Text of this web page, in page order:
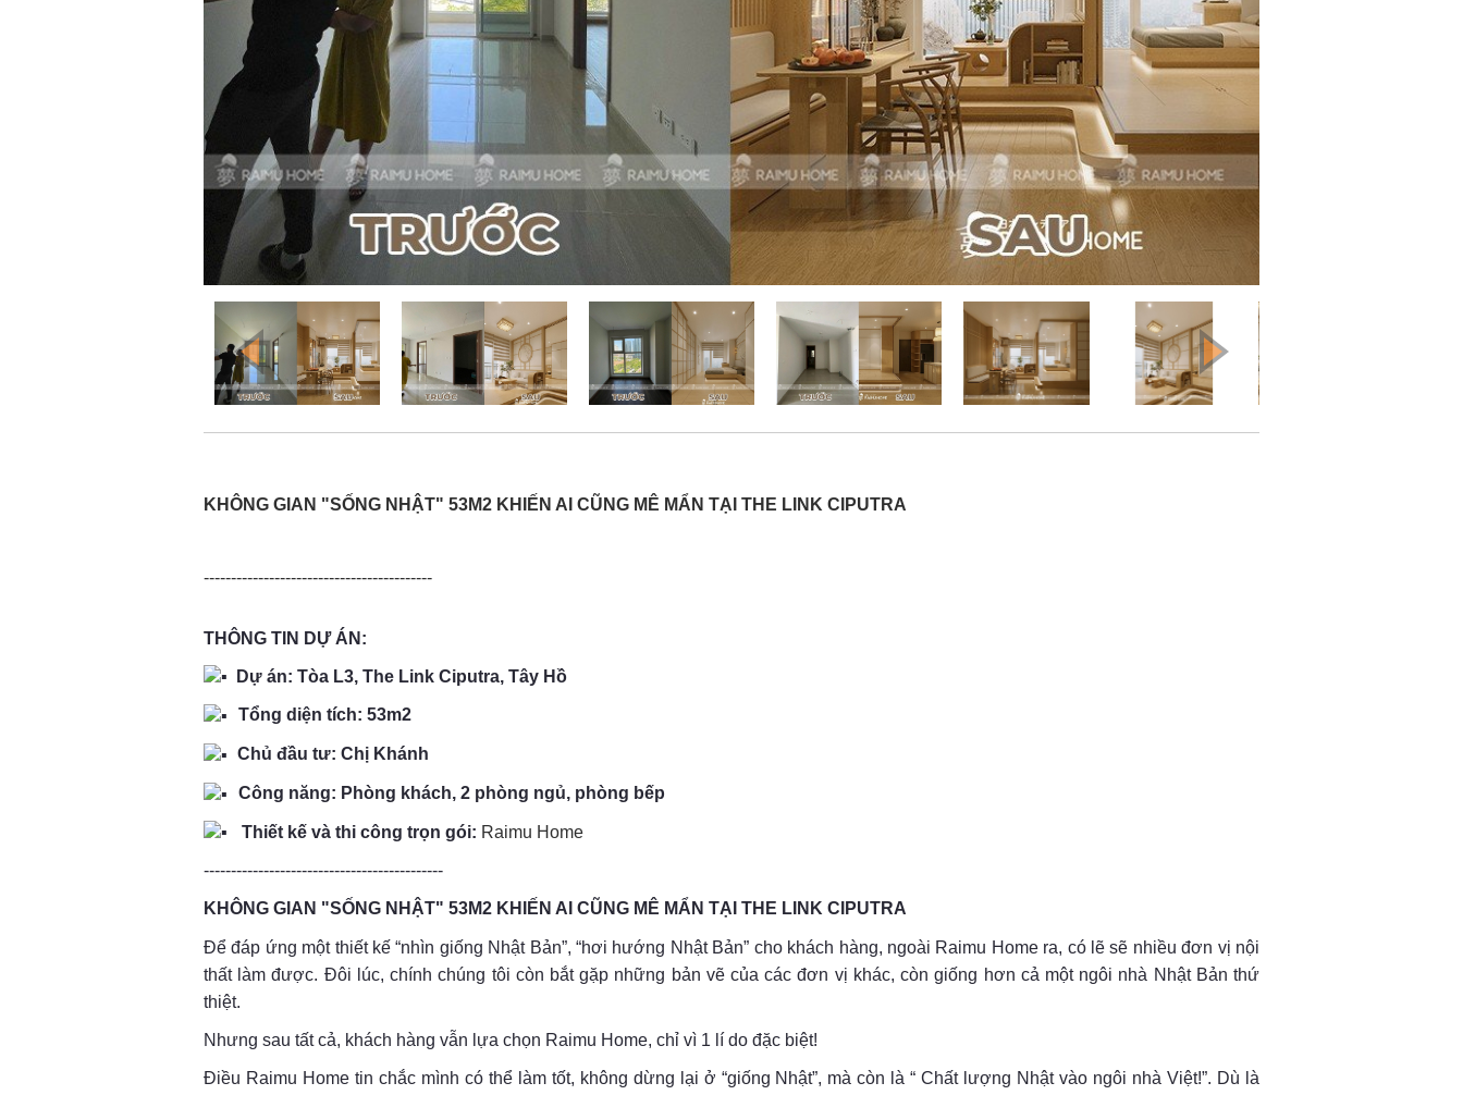
KHÔNG GIAN "SỐNG NHẬT" 53M2 KHIẾN AI CŨNG MÊ MẨN TẠI THE LINK CIPUTRA
------------------------------------------
THÔNG TIN DỰ ÁN:
Dự án: Tòa L3, The Link Ciputra, Tây Hồ
Tổng diện tích: 53m2 ​
Chủ đầu tư: Chị Khánh
Công năng: Phòng khách, 2 phòng ngủ, phòng bếp
Thiết kế và thi công trọn gói: Raimu Home
--------------------------------------------
KHÔNG GIAN "SỐNG NHẬT" 53M2 KHIẾN AI CŨNG MÊ MẨN TẠI THE LINK CIPUTRA
Để đáp ứng một thiết kế “nhìn giống Nhật Bản”, “hơi hướng Nhật Bản” cho khách hàng, ngoài Raimu Home ra, có lẽ sẽ nhiều đơn vị nội
thất làm được. Đôi lúc, chính chúng tôi còn bắt gặp những bản vẽ của các đơn vị khác, còn giống hơn cả một ngôi nhà Nhật Bản thứ
thiệt.
Nhưng sau tất cả, khách hàng vẫn lựa chọn Raimu Home, chỉ vì 1 lí do đặc biệt!
Điều Raimu Home tin chắc mình có thể làm tốt, không dừng lại ở “giống Nhật”, mà còn là “ Chất lượng Nhật vào ngôi nhà Việt!”. Dù là